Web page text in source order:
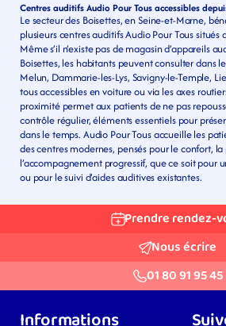
Centres auditifs Audio Pour Tous accessibles
Le secteur des Boisettes, en Seine-et-Marne,
plusieurs centres auditifs Audio Pour Tous situés
Même s’il n’existe pas de magasin d’appareils
Boisettes, les habitants peuvent consulter dans
Melun, Dammarie-les-Lys, Savigny-le-Temple,
tous accessibles en voiture ou via les axes
proximité permet aux patients de ne pas
contrôle régulier, éléments essentiels pour
dans le temps. Audio Pour Tous accueille les
des centres modernes, pensés pour le confort,
l’accompagnement progressif, que ce soit pour
ou pour le suivi d’aides auditives existantes.
Prendre rendez-
Nous écrire
01 80 91 95 45